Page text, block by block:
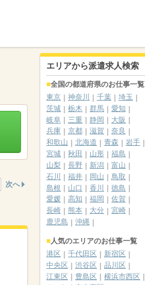
次へ
エリアから派遣求人検索
全国の都道府県のお仕事一覧
東京
神奈川 千葉
埼玉
茨城
栃木 群馬
愛知
岐阜
三重 静岡
大阪
兵庫
京都 滋賀
奈良
和歌山
北海道 青森
岩手
宮城
秋田 山形
福島
山梨
長野 新潟
富山
石川
福井 岡山
鳥取
島根
山口 香川
徳島
愛媛
高知 福岡
佐賀
長崎
熊本 大分
宮崎
鹿児島
沖縄
人気のエリアのお仕事一覧
港区
千代田区
新宿区
中央区
渋谷区
品川区
江東区
豊島区
横浜市西区